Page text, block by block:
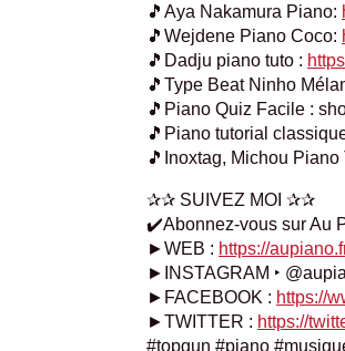
🎵Aya Nakamura Piano:
🎵Wejdene Piano Coco:
🎵Dadju piano tuto :
🎵Type Beat Ninho
🎵Piano Quiz Facile :
🎵Piano tutorial
🎵Inoxtag, Michou
✰✰ SUIVEZ MOI ✰✰
✔️Abonnez-vous sur Au
►WEB : https://
►INSTAGRAM ‣
►FACEBOOK : https://
►TWITTER : https://
#topgun #piano